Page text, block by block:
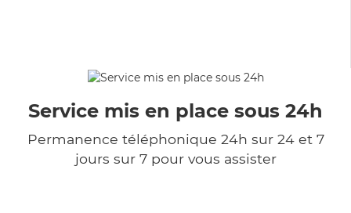
Service mis en place sous 24h
Permanence téléphonique 24h sur 24 et 7
jours sur 7 pour vous assister